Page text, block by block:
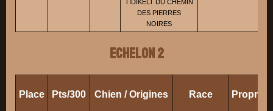
TIDIKELT DU CHEMIN
DES PIERRES
NOIRES
ECHELON 2
Place Pts/300 Chien / Origines Race